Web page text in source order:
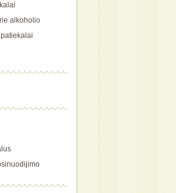
alkoholio